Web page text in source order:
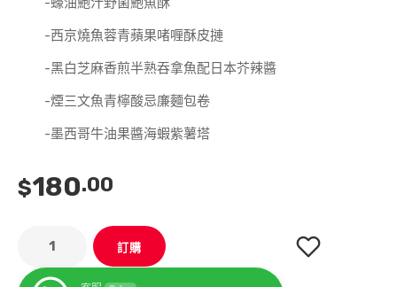
-西京燒魚蓉青蘋果啫喱酥皮摙
-黑白芝麻香煎半熟吞拿魚配日本芥辣醬
-煙三文魚青檸酸忌廉麵包卷
-墨西哥牛油果醬海蝦紫薯塔
$180.00
訂購